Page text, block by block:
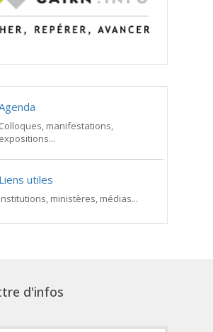
Colloques, manifestations,
expositions...
Liens utiles
Institutions, ministères, médias...
d'infos